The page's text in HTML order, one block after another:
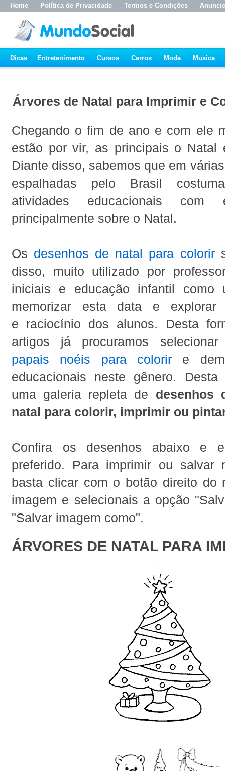
Home Política de Privacidade Termos e Condições Anuncie
Dicas Entretenimento Cursos Carros Moda Musica
Árvores de Natal para Imprimir e
Chegando o fim de ano e com ele
estão por vir, as principais o Natal
Diante disso, sabemos que em
espalhadas pelo Brasil
atividades educacionais com
principalmente sobre o Natal.
Os desenhos de natal para colorir
disso, muito utilizado por
iniciais e educação infantil como
memorizar esta data e explorar
e raciocínio dos alunos. Desta
artigos já procuramos
papais noéis para colorir e
educacionais neste gênero. Desta
uma galeria repleta de desenhos
natal para colorir, imprimir ou
Confira os desenhos abaixo e
preferido. Para imprimir ou salvar
basta clicar com o botão direito do
imagem e selecionais a opção
"Salvar imagem como".
ÁRVORES DE NATAL PARA